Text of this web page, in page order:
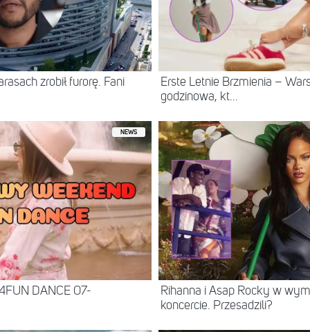
zrobił furorę. Fani
Erste Letnie Brzmienia –
godzinowa, kt...
NEWS
DANCE 07-
Rihanna i Asap Rocky w
koncercie. Przesadzili?